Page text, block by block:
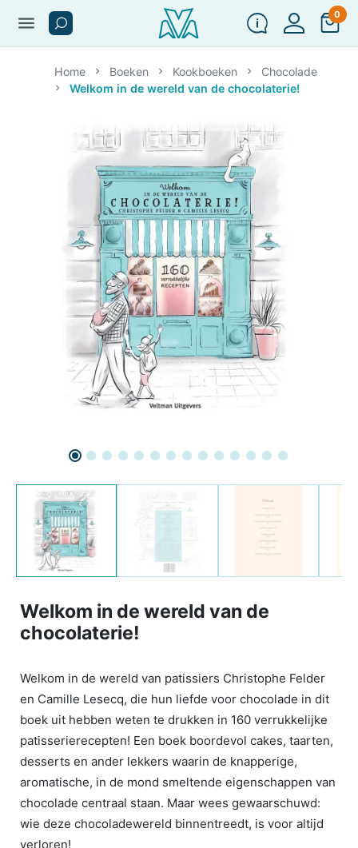
menu 0
Home Boeken Kookboeken
Chocolade
Welkom in de wereld van de chocolaterie!
Welkom in de wereld van de
chocolaterie!
Welkom in de wereld van patissiers Christophe Felder
en Camille Lesecq, die hun liefde voor chocolade in dit
boek uit hebben weten te drukken in 160 verrukkelijke
patisserierecepten! Een boek boordevol cakes, taarten,
desserts en ander lekkers waarin de knapperige,
aromatische, in de mond smeltende eigenschappen van
chocolade centraal staan. Maar wees gewaarschuwd:
wie deze chocoladewereld binnentreedt, is voor altijd
verloren!